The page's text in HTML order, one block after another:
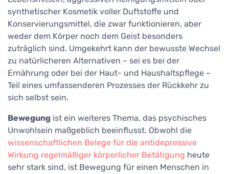
synthetischer Kosmetik voller Duftstoffe und
Konservierungsmittel, die zwar funktionieren, aber
weder dem Körper noch dem Geist besonders
zuträglich sind. Umgekehrt kann der bewusste Wechsel
zu natürlicheren Alternativen – sei es bei der
Ernährung oder bei der Haut- und Haushaltspflege –
Teil eines umfassenderen Prozesses der Rückkehr zu
sich selbst sein.
Bewegung ist ein weiteres Thema, das psychisches
Unwohlsein maßgeblich beeinflusst. Obwohl die
wissenschaftlichen Belege für die antidepressive
Wirkung regelmäßiger körperlicher Betätigung heute
sehr stark sind, ist Bewegung für einen Menschen in